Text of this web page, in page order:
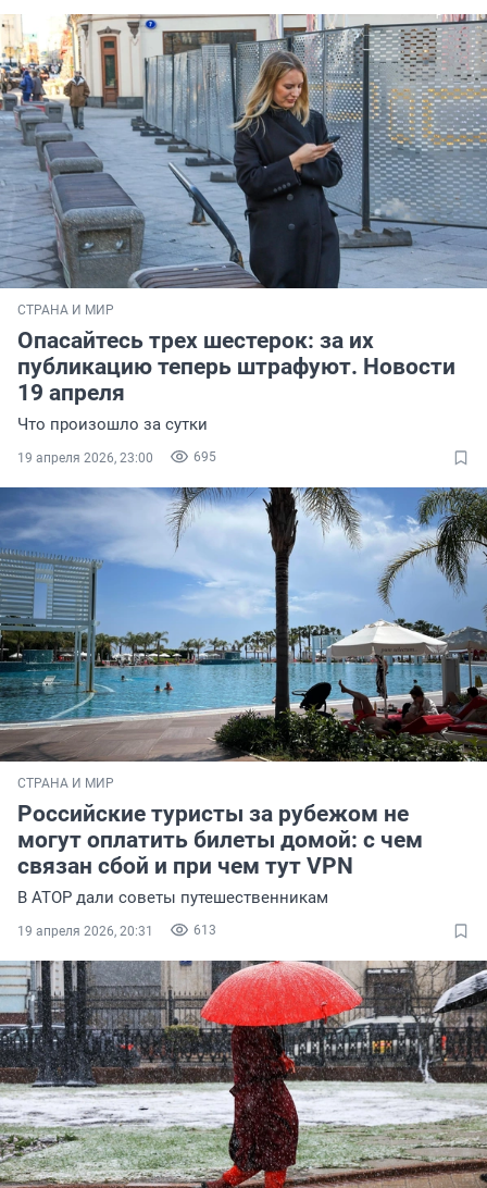
СТРАНА И МИР
Опасайтесь трех шестерок: за их
публикацию теперь штрафуют. Новости
19 апреля
Что произошло за сутки
695
19 апреля 2026, 23:00
СТРАНА И МИР
Российские туристы за рубежом не
могут оплатить билеты домой: с чем
связан сбой и при чем тут VPN
В АТОР дали советы путешественникам
613
19 апреля 2026, 20:31